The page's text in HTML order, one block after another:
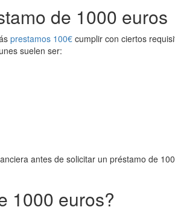
de 1000 euros
prestamos 100€ cumplir con ciertos
suelen ser:
antes de solicitar un préstamo de
1000 euros?